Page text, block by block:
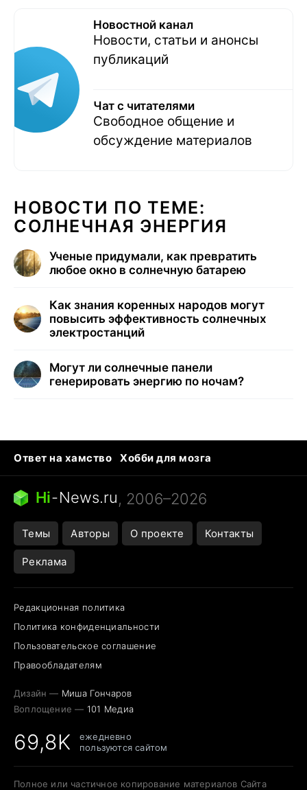
Новостной канал
Новости, статьи и анонсы
публикаций
Чат с читателями
Свободное общение и
обсуждение материалов
НОВОСТИ ПО ТЕМЕ:
СОЛНЕЧНАЯ ЭНЕРГИЯ
Ученые придумали, как превратить
любое окно в солнечную батарею
Как знания коренных народов могут
повысить эффективность солнечных
электростанций
Могут ли солнечные панели
генерировать энергию по ночам?
Ответ на хамство
Хобби для мозга
Бензин 100 и 95
Тунцы в океанариуме
Следующая пандемия
Hi-News.ru, 2006–2026
Темы Авторы О проекте Контакты
Реклама
Редакционная политика
Политика конфиденциальности
Пользовательское соглашение
Правообладателям
Дизайн — Миша Гончаров
Воплощение — 101 Медиа
69,8K
ежедневно
пользуются сайтом
Полное или частичное копирование материалов Сайта